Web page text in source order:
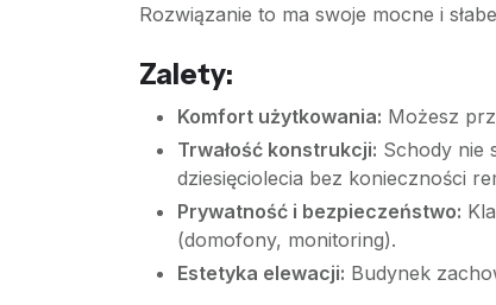
Rozwiązanie to ma swoje mocne i
Zalety:
Komfort użytkowania: Możesz
Trwałość konstrukcji: Schody nie
dziesięciolecia bez konieczności
Prywatność i bezpieczeństwo:
(domofony, monitoring).
Estetyka elewacji: Budynek